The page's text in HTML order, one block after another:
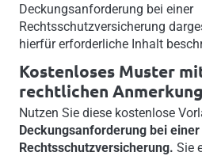
Deckungsanforderung bei einer
Rechtsschutzversicherung
hierfür erforderliche Inhalt
Kostenloses Muster
rechtlichen
Nutzen Sie diese kostenlose
Deckungsanforderung bei einer
Rechtsschutzversicherung. Sie